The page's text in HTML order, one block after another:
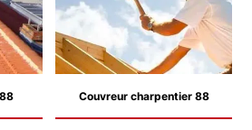
Couvreur charpentier 88